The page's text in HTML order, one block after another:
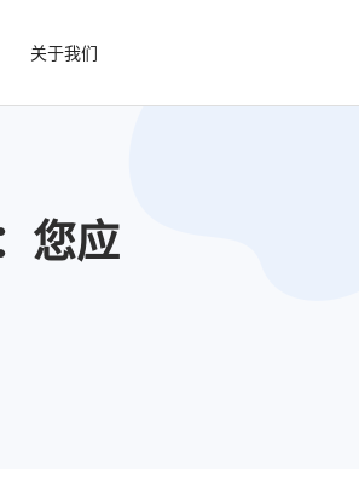
关于我们
您应